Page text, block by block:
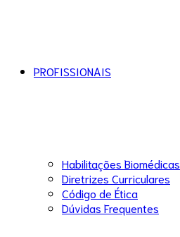
PROFISSIONAIS
Habilitações Biomédicas
Diretrizes Curriculares
Código de Ética
Dúvidas Frequentes